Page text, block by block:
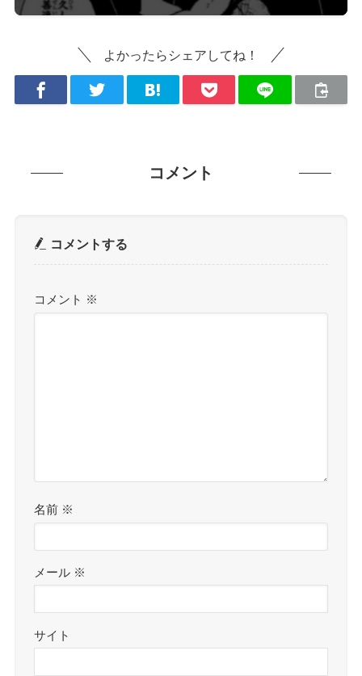
よかったらシェアしてね！
コメント
コメントする
コメント ※
名前 ※
メール ※
サイト